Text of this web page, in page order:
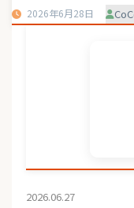
2026年6月28日
2026.06.27